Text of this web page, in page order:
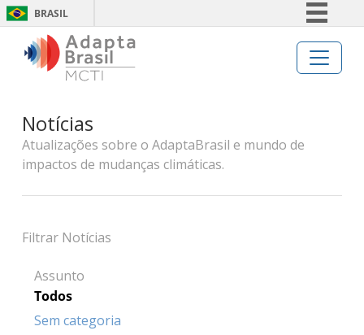
BRASIL
Legislação
Notícias
Atualizações sobre o AdaptaBrasil e mundo de
impactos de mudanças climáticas.
Filtrar Notícias
Assunto
Todos
Sem categoria